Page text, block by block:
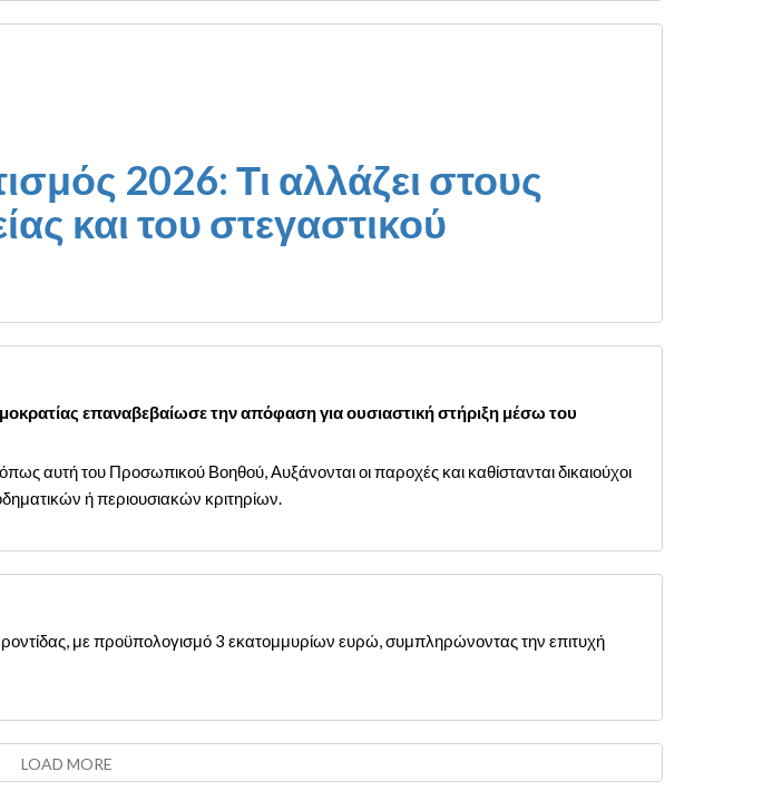
2026: Τι αλλάζει στους
και του στεγαστικού
επαναβεβαίωσε την απόφαση για ουσιαστική στήριξη μέσω του
αυτή του Προσωπικού Βοηθού, Αυξάνονται οι παροχές και καθίστανται δικαιούχοι
ή περιουσιακών κριτηρίων.
με προϋπολογισμό 3 εκατομμυρίων ευρώ, συμπληρώνοντας την επιτυχή
LOAD MORE